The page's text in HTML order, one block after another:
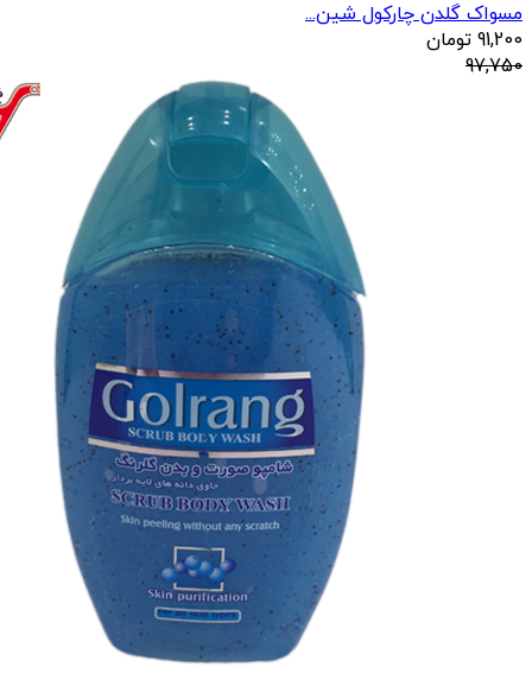
مسواک گلدن چارکول شین...
91,200 تومان
97,750